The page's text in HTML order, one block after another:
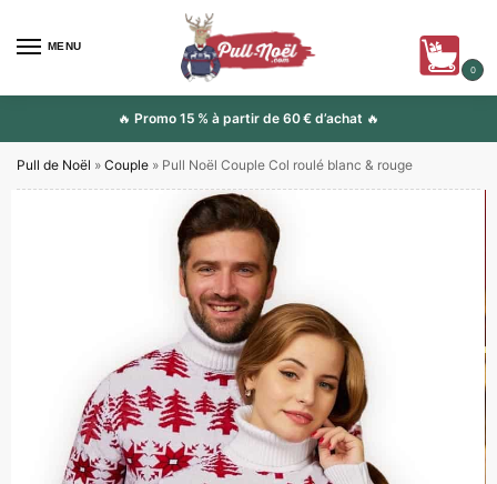
MENU
0
🔥 Promo 15 % à partir de 60 € d’achat 🔥
Pull de Noël » Couple » Pull Noël Couple Col roulé blanc & rouge